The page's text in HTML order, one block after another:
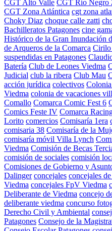
CGT Alto Valle CGT Río Negro
CGT Zona Atlántica cgt zona
Choky Diaz choque calle zatti
Bachilleratos Patagones cine
Histórico de la Gran Inundación
de Arqueros de la Comarca Cirilo
suspendidas en Patagones
Batería Club de Leones Viedma
Judicial club la ribera Club Mau
acción jurídica colectivos
Viedma colonia de vacaciones
Comallo Comarca Comic Fest 6
Comics Feste IV Comarca
Lorito comercios Comisaría 1era
comisaria 38 Comisaría de la
comisaría móvil Villa Lynch
Viedma Comisión de Becas
comisión de sociales comisión
Comisiones de Gobierno y
Dalinger concejales concejales
Viedma concejales FpV Viedma
Deliberante de Viedma concejo
deliberante viedma concurso
Derecho Civil y Ambiental
Patagones Consejo de la